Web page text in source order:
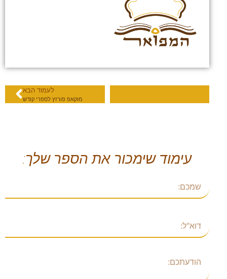
לעמוד הבא
מוקאפ פורזץ לספרי קודש
עימוד שימכור את הספר שלך: